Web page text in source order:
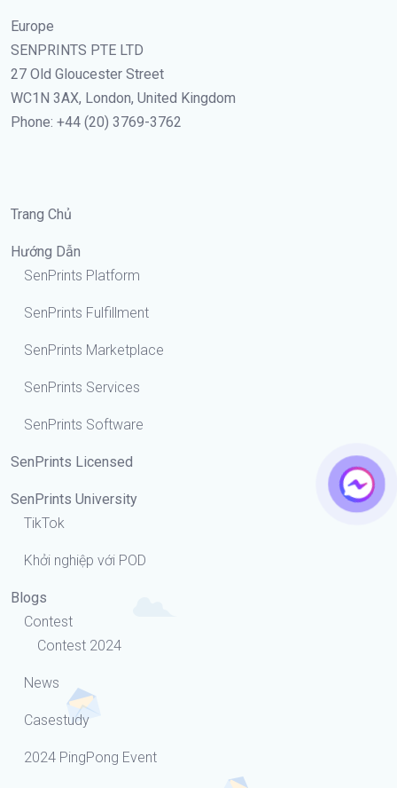
Europe
SENPRINTS PTE LTD
27 Old Gloucester Street
WC1N 3AX, London, United Kingdom
Phone: +44 (20) 3769-3762
Trang Chủ
Hướng Dẫn
SenPrints Platform
SenPrints Fulfillment
SenPrints Marketplace
SenPrints Services
SenPrints Software
SenPrints Licensed
SenPrints University
TikTok
Khởi nghiệp với POD
Blogs
Contest
Contest 2024
News
Casestudy
2024 PingPong Event